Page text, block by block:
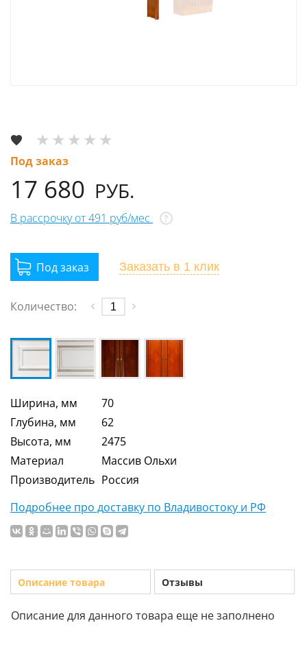
Под заказ
17 680 РУБ.
В рассрочку от 491 руб/мес ?
Заказать в 1 клик
Количество:
Ширина, мм
70
Глубина, мм
62
Высота, мм
2475
Материал
Массив Ольхи
Производитель Россия
Подробнее про доставку по Владивостоку и РФ
Описание товара Отзывы
Описание для данного товара еще не заполнено